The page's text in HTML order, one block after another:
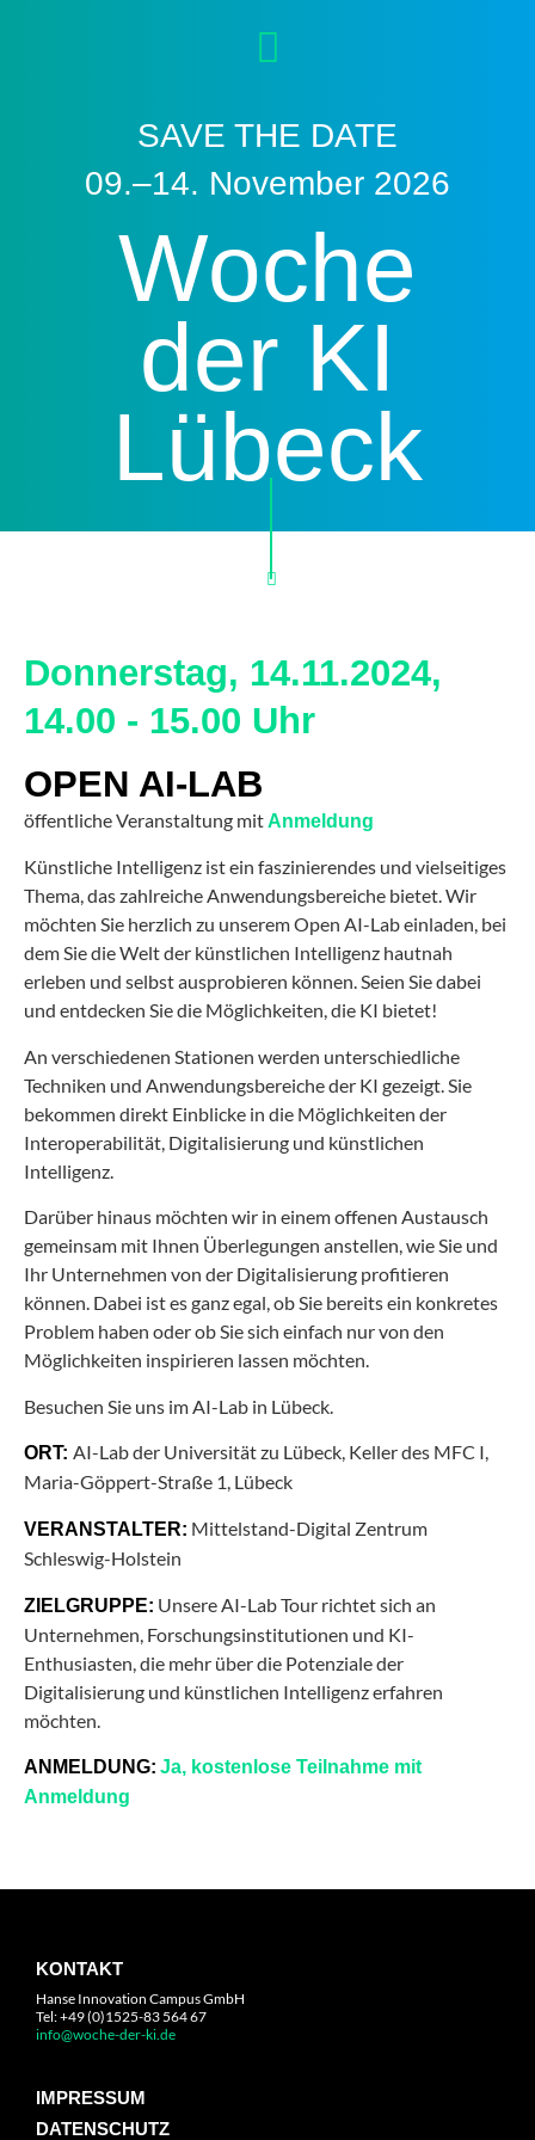
SAVE THE DATE
09.–14. November 2026
Woche
der KI
Lübeck
Donnerstag, 14.11.2024,
14.00 - 15.00 Uhr
OPEN AI-LAB
öffentliche Veranstaltung mitAnmeldung
Künstliche Intelligenz ist ein faszinierendes und vielseitiges
Thema, das zahlreiche Anwendungsbereiche bietet. Wir
möchten Sie herzlich zu unserem Open AI-Lab einladen, bei
dem Sie die Welt der künstlichen Intelligenz hautnah
erleben und selbst ausprobieren können. Seien Sie dabei
und entdecken Sie die Möglichkeiten, die KI bietet!
An verschiedenen Stationen werden unterschiedliche
Techniken und Anwendungsbereiche der KI gezeigt. Sie
bekommen direkt Einblicke in die Möglichkeiten der
Interoperabilität, Digitalisierung und künstlichen
Intelligenz.
Darüber hinaus möchten wir in einem offenen Austausch
gemeinsam mit Ihnen Überlegungen anstellen, wie Sie und
Ihr Unternehmen von der Digitalisierung profitieren
können. Dabei ist es ganz egal, ob Sie bereits ein konkretes
Problem haben oder ob Sie sich einfach nur von den
Möglichkeiten inspirieren lassen möchten.
Besuchen Sie uns im AI-Lab in Lübeck.
ORT: AI-Lab der Universität zu Lübeck, Keller des MFC I,
Maria-Göppert-Straße 1, Lübeck
VERANSTALTER: Mittelstand-Digital Zentrum
Schleswig-Holstein
ZIELGRUPPE: Unsere AI-Lab Tour richtet sich an
Unternehmen, Forschungsinstitutionen und KI-
Enthusiasten, die mehr über die Potenziale der
Digitalisierung und künstlichen Intelligenz erfahren
möchten.
ANMELDUNG: Ja, kostenlose Teilnahme mit
Anmeldung
KONTAKT
Hanse Innovation Campus GmbH
Tel: +49 (0)1525-83 564 67
info@woche-der-ki.de
IMPRESSUM
DATENSCHUTZ